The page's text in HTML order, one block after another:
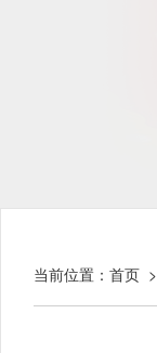
当前位置： 首页 >